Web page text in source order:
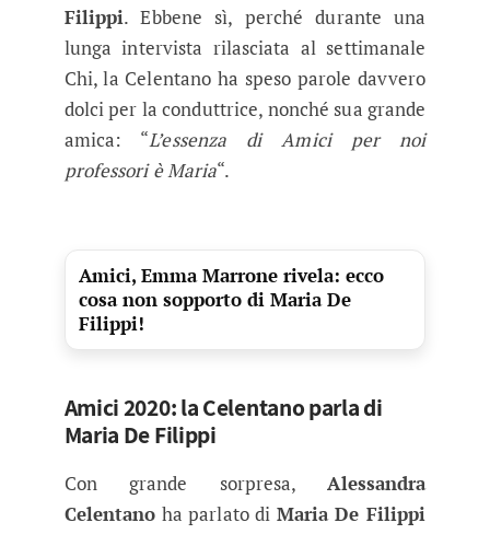
Filippi. Ebbene sì, perché durante una
lunga intervista rilasciata al settimanale
Chi, la Celentano ha speso parole davvero
dolci per la conduttrice, nonché sua grande
amica: “L’essenza di Amici per noi
professori è Maria“.
Amici, Emma Marrone rivela: ecco
cosa non sopporto di Maria De
Filippi!
Amici 2020: la Celentano parla di
Maria De Filippi
Con grande sorpresa,Alessandra
Celentano ha parlato di Maria De Filippi